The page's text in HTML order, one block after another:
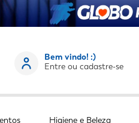
Bem vindo! :)
Entre ou cadastre-se
Higiene e Beleza